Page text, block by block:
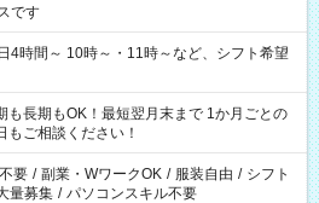
です
時間～ 10時～・11時～など、シフト希望
も長期もOK！最短翌月末まで 1か月ごとの
もご相談ください！
要 / 副業・WワークOK / 服装自由 / シフト
量募集 / パソコンスキル不要